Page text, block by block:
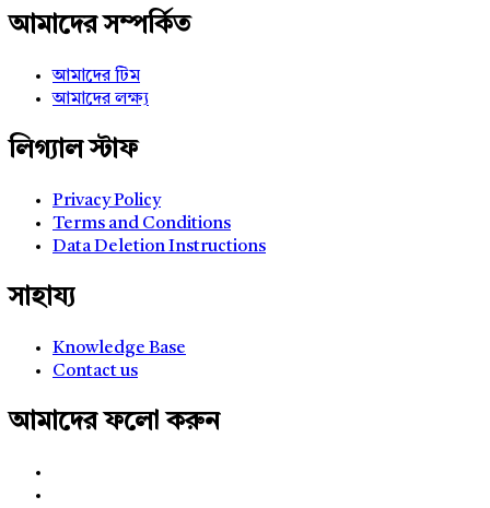
আমাদের সম্পর্কিত
আমাদের টিম
আমাদের লক্ষ্য
লিগ্যাল স্টাফ
Privacy Policy
Terms and Conditions
Data Deletion Instructions
সাহায্য
Knowledge Base
Contact us
আমাদের ফলো করুন